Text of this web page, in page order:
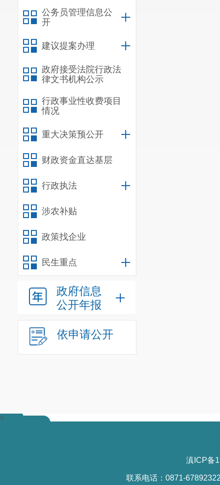
公务员管理信息公
开
建议提案办理
政府接受法院行政法
律文书机构公示
行政事业性收费项目
情况
重大决策预公开
财政资金直达基层
行政执法
涉农补贴
政策找企业
民生重点
政府信息
公开年报
依申请公开
>
滇ICP备
联系电话：0871-